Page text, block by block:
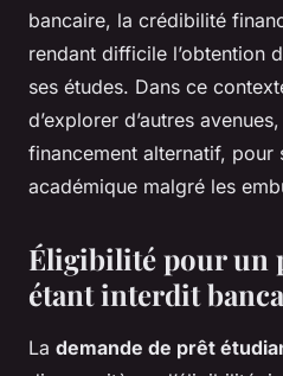
bancaire, la crédibilité
rendant difficile l’obtention
ses études. Dans ce
d’explorer d’autres
financement alternatif,
académique malgré les
Éligibilité pour un
étant interdit
La demande de prêt